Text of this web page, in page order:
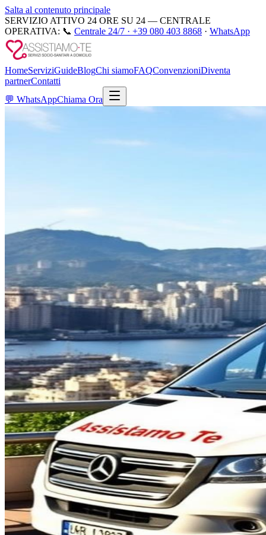
Salta al contenuto principale
SERVIZIO ATTIVO 24 ORE SU 24 — CENTRALE
OPERATIVA: 📞 Centrale 24/7 · +39 080 403 8868 · WhatsApp
HomeServiziGuideBlogChi siamoFAQConvenzioniDiventa
partnerContatti
💬 WhatsAppChiama Ora